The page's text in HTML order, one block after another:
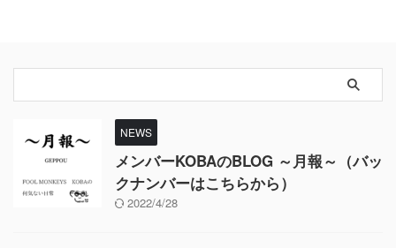
NEWS
メンバーKOBAのBLOG ～月報～（バッ
クナンバーはこちらから）
2022/4/28